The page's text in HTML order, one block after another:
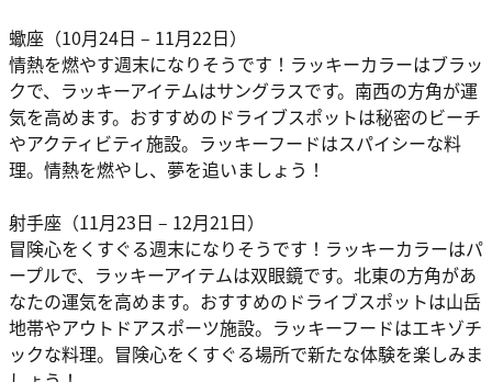
蠍座（10月24日 – 11月22日）
情熱を燃やす週末になりそうです！ラッキーカラーはブラッ
クで、ラッキーアイテムはサングラスです。南西の方角が運
気を高めます。おすすめのドライブスポットは秘密のビーチ
やアクティビティ施設。ラッキーフードはスパイシーな料
理。情熱を燃やし、夢を追いましょう！
射手座（11月23日 – 12月21日）
冒険心をくすぐる週末になりそうです！ラッキーカラーはパ
ープルで、ラッキーアイテムは双眼鏡です。北東の方角があ
なたの運気を高めます。おすすめのドライブスポットは山岳
地帯やアウトドアスポーツ施設。ラッキーフードはエキゾチ
ックな料理。冒険心をくすぐる場所で新たな体験を楽しみま